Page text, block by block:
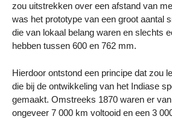
zou uitstrekken over een afstand van
was het prototype van een groot aantal
die van lokaal belang waren en slechts
hebben tussen 600 en 762 mm.
Hierdoor ontstond een principe dat zou
die bij de ontwikkeling van het Indiase
gemaakt. Omstreeks 1870 waren er
ongeveer 7 000 km voltooid en een 3